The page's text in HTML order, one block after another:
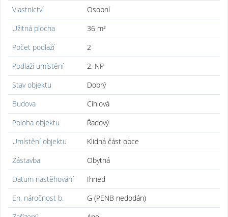
Vlastnictví
Osobní
Užitná plocha
36 m²
Počet podlaží
2
Podlaží umístění
2. NP
Stav objektu
Dobrý
Budova
Cihlová
Poloha objektu
Řadový
Umístění objektu
Klidná část obce
Zástavba
Obytná
Datum nastěhování
Ihned
En. náročnost b.
G (PENB nedodán)